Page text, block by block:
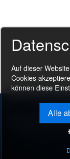
Kundenkonto
Shop
Privatsphäre und
Auf dieser
Cookies
können diese
Alle